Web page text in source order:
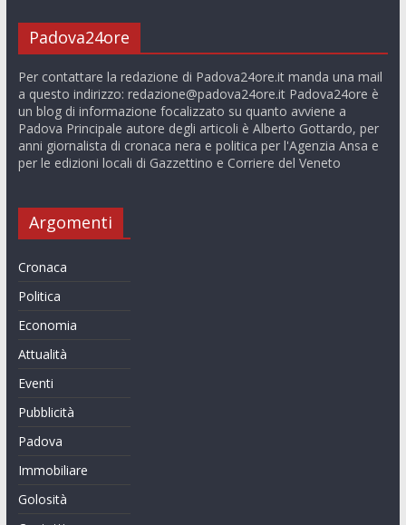
Padova24ore
Per contattare la redazione di Padova24ore.it manda una mail
a questo indirizzo: redazione@padova24ore.itPadova24ore è
un blog di informazione focalizzato su quanto avviene a
Padova Principale autore degli articoli è Alberto Gottardo, per
anni giornalista di cronaca nera e politica per l'Agenzia Ansa e
per le edizioni locali di Gazzettino e Corriere del Veneto
Argomenti
Cronaca
Politica
Economia
Attualità
Eventi
Pubblicità
Padova
Immobiliare
Golosità